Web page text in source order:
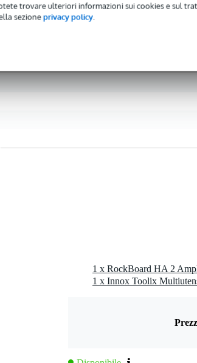
trovare ulteriori informazioni sui cookies e sul
sezioneprivacy policy.
1 x Innox Toolix